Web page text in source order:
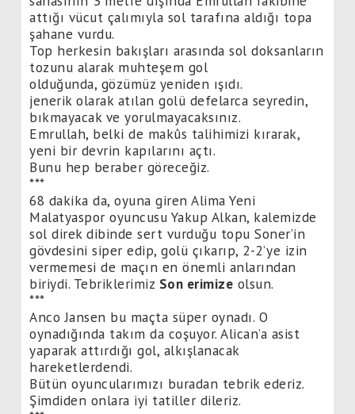
attığı vücut çalımıyla sol tarafına aldığı topa
şahane vurdu.
Top herkesin bakışları arasında sol doksanların
tozunu alarak muhteşem gol
olduğunda, gözümüz yeniden ışıdı.
jenerik olarak atılan golü defelarca seyredin,
bıkmayacak ve yorulmayacaksınız.
Emrullah, belki de makûs talihimizi kırarak,
yeni bir devrin kapılarını açtı.
Bunu hep beraber göreceğiz.
***
68 dakika da, oyuna giren Alima Yeni
Malatyaspor oyuncusu Yakup Alkan, kalemizde
sol direk dibinde sert vurduğu topu Soner’in
gövdesini siper edip, golü çıkarıp, 2-2’ye izin
vermemesi de maçın en önemli anlarından
biriydi. Tebriklerimiz Son erimize olsun.
***
Anco Jansen bu maçta süper oynadı. O
oynadığında takım da coşuyor. Alican’a asist
yaparak attırdığı gol, alkışlanacak
hareketlerdendi.
Bütün oyuncularımızı buradan tebrik ederiz.
Şimdiden onlara iyi tatiller dileriz.